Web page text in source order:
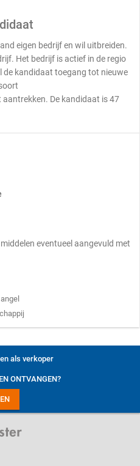
eigen bedrijf en wil uitbreiden.
Het bedrijf is actief in de regio
de kandidaat toegang tot nieuwe
De kandidaat is 47
eventueel aangevuld met
als verkoper
ONTVANGEN?